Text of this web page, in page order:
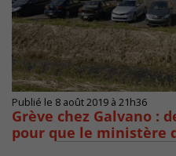
Publié le 8 août 2019 à 21h36
Grève chez Galvano :
pour que le ministère